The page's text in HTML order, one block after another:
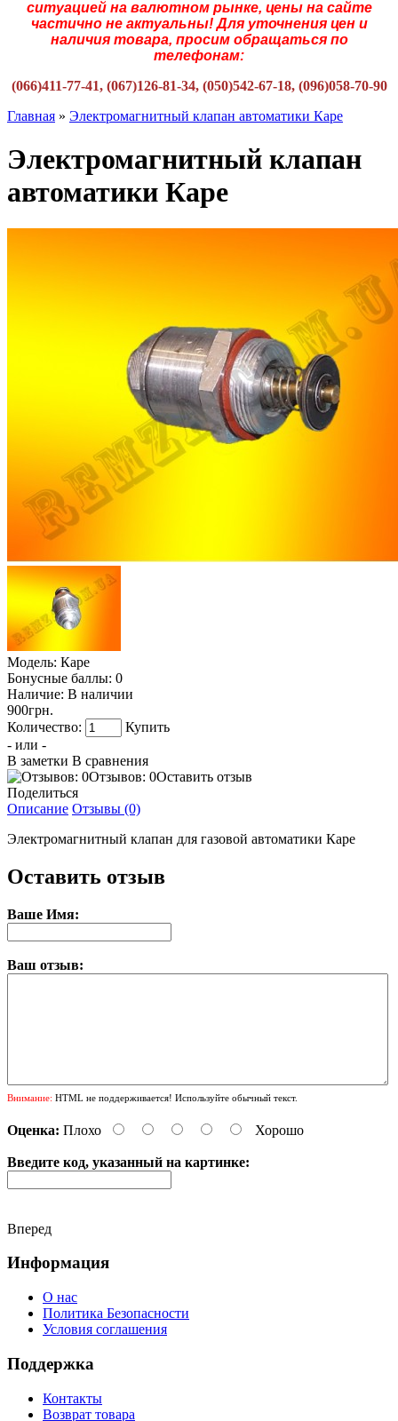
ситуацией на валютном рынке, цены на сайте
частично не актуальны! Для уточнения цен и
наличия товара, просим обращаться по
телефонам:
(066)411-77-41, (067)126-81-34, (050)542-67-18, (096)058-70-90
Главная » Электромагнитный клапан автоматики Каре
Электромагнитный клапан
автоматики Каре
Модель: Каре
Бонусные баллы: 0
Наличие: В наличии
900грн.
Количество:
Купить
- или -
В заметки В сравнения
Отзывов: 0Оставить отзыв
Поделиться
Описание Отзывы (0)
Электромагнитный клапан для газовой автоматики Каре
Оставить отзыв
Ваше Имя:
Ваш отзыв:
Внимание: HTML не поддерживается! Используйте обычный текст.
Оценка: Плохо Хорошо
Введите код, указанный на картинке:
Вперед
Информация
О нас
Политика Безопасности
Условия соглашения
Поддержка
Контакты
Возврат товара